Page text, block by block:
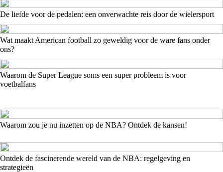
De liefde voor de pedalen: een onverwachte reis door de wielersport
Wat maakt American football zo geweldig voor de ware fans onder
ons?
Waarom de Super League soms een super probleem is voor
voetbalfans
Waarom zou je nu inzetten op de NBA? Ontdek de kansen!
Ontdek de fascinerende wereld van de NBA: regelgeving en
strategieën